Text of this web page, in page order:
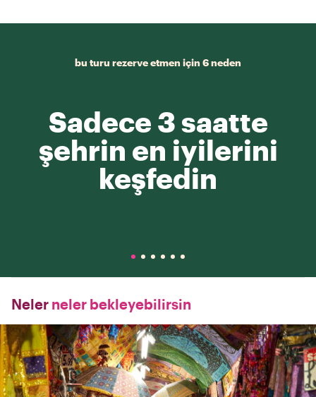
bu turu rezerve etmen için 6 neden
Sadece 3 saatte
şehrin en iyilerini
keşfedin
Neler neler bekleyebilirsin